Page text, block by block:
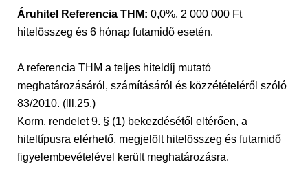
Áruhitel Referencia THM: 0,0%, 2 000 000 Ft
hitelösszeg és 6 hónap futamidő esetén.
A referencia THM a teljes hiteldíj mutató
meghatározásáról, számításáról és közzétételéről szóló
83/2010. (lll.25.)
Korm. rendelet 9. § (1) bekezdésétől eltérően, a
hiteltípusra elérhető, megjelölt hitelösszeg és futamidő
figyelembevételével került meghatározásra.